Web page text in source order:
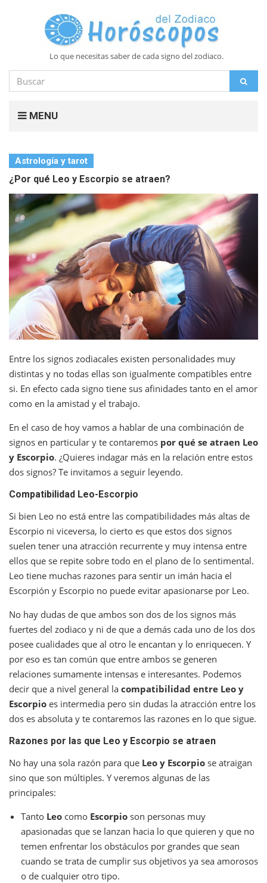
Lo que necesitas saber de cada signo del zodiaco.
Buscar
por:
MENU
Astrología y tarot
¿Por qué Leo y Escorpio se atraen?
Entre los signos zodiacales existen personalidades muy
distintas y no todas ellas son igualmente compatibles entre
si. En efecto cada signo tiene sus afinidades tanto en el amor
como en la amistad y el trabajo.
En el caso de hoy vamos a hablar de una combinación de
signos en particular y te contaremos por qué se atraen Leo
y Escorpio. ¿Quieres indagar más en la relación entre estos
dos signos? Te invitamos a seguir leyendo.
Compatibilidad Leo-Escorpio
Si bien Leo no está entre las compatibilidades más altas de
Escorpio ni viceversa, lo cierto es que estos dos signos
suelen tener una atracción recurrente y muy intensa entre
ellos que se repite sobre todo en el plano de lo sentimental.
Leo tiene muchas razones para sentir un imán hacia el
Escorpión y Escorpio no puede evitar apasionarse por Leo.
No hay dudas de que ambos son dos de los signos más
fuertes del zodiaco y ni de que a demás cada uno de los dos
posee cualidades que al otro le encantan y lo enriquecen. Y
por eso es tan común que entre ambos se generen
relaciones sumamente intensas e interesantes. Podemos
decir que a nivel general la compatibilidad entre Leo y
Escorpio es intermedia pero sin dudas la atracción entre los
dos es absoluta y te contaremos las razones en lo que sigue.
Razones por las que Leo y Escorpio se atraen
No hay una sola razón para que Leo y Escorpio se atraigan
sino que son múltiples. Y veremos algunas de las
principales:
Tanto Leo como Escorpio son personas muy
apasionadas que se lanzan hacia lo que quieren y que no
temen enfrentar los obstáculos por grandes que sean
cuando se trata de cumplir sus objetivos ya sea amorosos
o de cualquier otro tipo.